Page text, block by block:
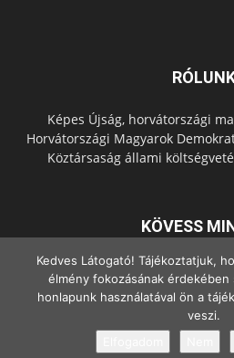
Képes Újság, horvátországi
Horvátországi Magyarok
Köztársaság állami
KÖVESS
© Copyright - 2022
Kedves Látogató! Tájékoztatjuk,
élmény fokozásának érdekében
honlapunk használatával ön a
veszi.